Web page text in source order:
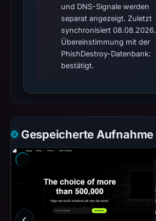
und DNS-Signale werden
separat angezeigt. Zuletzt
synchronisiert 08.08.2026.
Übereinstimmung mit der
PhishDestroy-Datenbank:
bestätigt.
Gespeicherte Aufnahme